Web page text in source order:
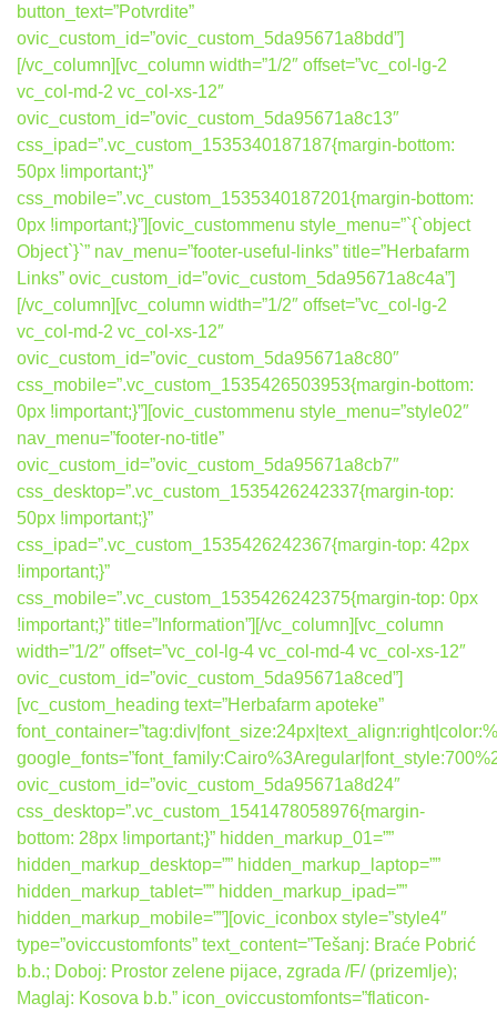
button_text=”Potvrdite”
ovic_custom_id=”ovic_custom_5da95671a8bdd”]
[/vc_column][vc_column width=”1/2″ offset=”vc_col-lg-2
vc_col-md-2 vc_col-xs-12″
ovic_custom_id=”ovic_custom_5da95671a8c13″
css_ipad=”.vc_custom_1535340187187{margin-bottom:
50px !important;}”
css_mobile=”.vc_custom_1535340187201{margin-bottom:
0px !important;}”][ovic_custommenu style_menu=”`{`object
Object`}`” nav_menu=”footer-useful-links” title=”Herbafarm
Links” ovic_custom_id=”ovic_custom_5da95671a8c4a”]
[/vc_column][vc_column width=”1/2″ offset=”vc_col-lg-2
vc_col-md-2 vc_col-xs-12″
ovic_custom_id=”ovic_custom_5da95671a8c80″
css_mobile=”.vc_custom_1535426503953{margin-bottom:
0px !important;}”][ovic_custommenu style_menu=”style02″
nav_menu=”footer-no-title”
ovic_custom_id=”ovic_custom_5da95671a8cb7″
css_desktop=”.vc_custom_1535426242337{margin-top:
50px !important;}”
css_ipad=”.vc_custom_1535426242367{margin-top: 42px
!important;}”
css_mobile=”.vc_custom_1535426242375{margin-top: 0px
!important;}” title=”Information”][/vc_column][vc_column
width=”1/2″ offset=”vc_col-lg-4 vc_col-md-4 vc_col-xs-12″
ovic_custom_id=”ovic_custom_5da95671a8ced”]
[vc_custom_heading text=”Herbafarm apoteke”
ovic_custom_id=”ovic_custom_5da95671a8d24″
css_desktop=”.vc_custom_1541478058976{margin-
bottom: 28px !important;}” hidden_markup_01=””
hidden_markup_desktop=”” hidden_markup_laptop=””
hidden_markup_tablet=”” hidden_markup_ipad=””
hidden_markup_mobile=””][ovic_iconbox style=”style4″
type=”oviccustomfonts” text_content=”Tešanj: Braće Pobrić
b.b.; Doboj: Prostor zelene pijace, zgrada /F/ (prizemlje);
Maglaj: Kosova b.b.” icon_oviccustomfonts=”flaticon-